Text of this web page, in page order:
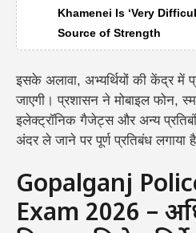
Khamenei Is ‘Very
Source of Strength
इसके अलावा, अभ्यर्थियों की केंद्र
जाएगी। प्रशासन ने मोबाइल फोन,
इलेक्ट्रॉनिक गैजेट्स और अन्य
अंदर ले जाने पर पूर्ण प्रतिबंध लगाया
Gopalganj
Exam 2026 –